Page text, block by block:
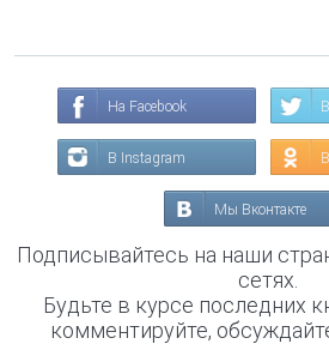
На Facebook
В Instagram
Мы Вконтакте
Подписывайтесь на наши
сетях.
Будьте в курсе последних
комментируйте,